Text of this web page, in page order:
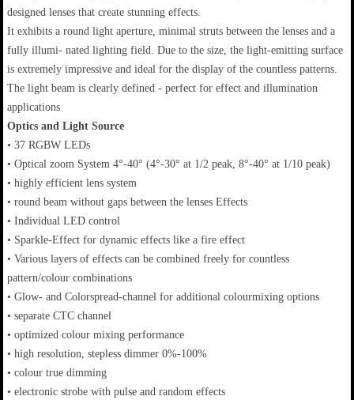
designed lenses that create stunning effects.
It exhibits a round light aperture, minimal struts between the lenses and a
fully illumi- nated lighting field. Due to the size, the light-emitting surface
is extremely impressive and ideal for the display of the countless patterns.
The light beam is clearly defined - perfect for effect and illumination
applications
Optics and Light Source
• 37 RGBW LEDs
• Optical zoom System 4°-40° (4°-30° at 1/2 peak, 8°-40° at 1/10 peak)
• highly efficient lens system
• round beam without gaps between the lenses Effects
• Individual LED control
• Sparkle-Effect for dynamic effects like a fire effect
• Various layers of effects can be combined freely for countless
pattern/colour combinations
• Glow- and Colorspread-channel for additional colourmixing options
• separate CTC channel
• optimized colour mixing performance
• high resolution, stepless dimmer 0%-100%
• colour true dimming
• electronic strobe with pulse and random effects